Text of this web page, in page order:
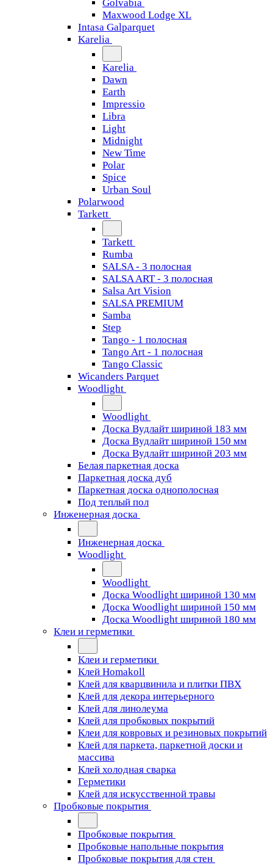
Golvabia
Maxwood Lodge XL
Intasa Galparquet
Karelia
Karelia
Dawn
Earth
Impressio
Libra
Light
Midnight
New Time
Polar
Spice
Urban Soul
Polarwood
Tarkett
Tarkett
Rumba
SALSA - 3 полосная
SALSA ART - 3 полосная
Salsa Art Vision
SALSA PREMIUM
Samba
Step
Tango - 1 полосная
Tango Art - 1 полосная
Tango Classiс
Wicanders Parquet
Woodlight
Woodlight
Доска Вудлайт шириной 183 мм
Доска Вудлайт шириной 150 мм
Доска Вудлайт шириной 203 мм
Белая паркетная доска
Паркетная доска дуб
Паркетная доска однополосная
Под теплый пол
Инженерная доска
Инженерная доска
Woodlight
Woodlight
Доска Woodlight шириной 130 мм
Доска Woodlight шириной 150 мм
Доска Woodlight шириной 180 мм
Клеи и герметики
Клеи и герметики
Клей Homakoll
Клей для кварцвинила и плитки ПВХ
Клей для декора интерьерного
Клей для линолеума
Клей для пробковых покрытий
Клеи для ковровых и резиновых покрытий
Клей для паркета, паркетной доски и
массива
Клей холодная сварка
Герметики
Клей для искусственной травы
Пробковые покрытия
Пробковые покрытия
Пробковые напольные покрытия
Пробковые покрытия для стен